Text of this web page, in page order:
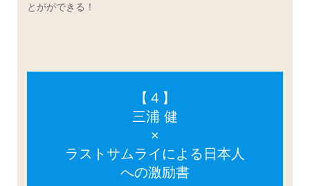
とがができる！
【４】
三浦 健
×
ラストサムライによる日本人
への激励書